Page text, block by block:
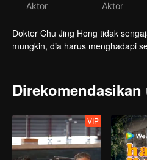
Aktor
Aktor
Dokter Chu Jing Hong tidak
mungkin, dia harus menghadapi
VIP